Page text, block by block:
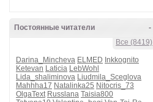
-
Постоянные читатели
Все (8419)
Darina_Mincheva ELMED Inkkognito
Ketevan Laticia LebWohl
Lida_shaliminova Liudmila_Sceglova
Mahhha17 Natalinka25 Nitocris_73
OlgaText Russlana Taisia800